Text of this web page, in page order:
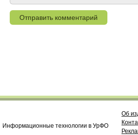
Информационные технологии в УрФО
Об